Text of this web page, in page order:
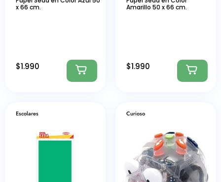
x 66 cm.
$1.990
Amarillo 50 x 66 cm.
$1.990
Escolares Curioso